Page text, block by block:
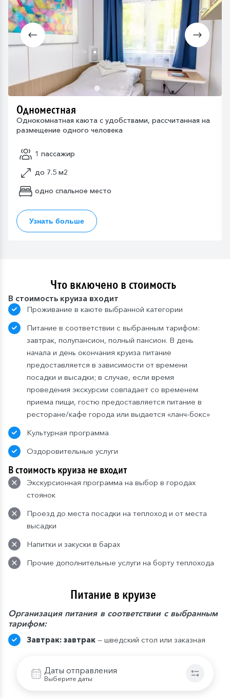
Даты отправления
Выберите даты
Одноместная
Однокомнатная каюта с удобствами, рассчитанная на
размещение одного человека
1 пассажир
до 7.5 м2
одно спальное место
Узнать больше
Что включено в стоимость
В стоимость круиза входит
Проживание в каюте выбранной категории
Питание в соответствии с выбранным тарифом:
завтрак, полупансион, полный пансион. В день
начала и день окончания круиза питание
предоставляется в зависимости от времени
посадки и высадки; в случае, если время
проведения экскурсии совпадает со временем
приема пищи, гостю предоставляется питание в
ресторане/кафе города или выдается «ланч-бокс»
Культурная программа
Оздоровительные услуги
В стоимость круиза не входит
Экскурсионная программа на выбор в городах
стоянок
Проезд до места посадки на теплоход и от места
высадки
Напитки и закуски в барах
Прочие дополнительные услуги на борту теплохода
Питание в круизе
Организация питания в соответствии с выбранным
тарифом:
Завтрак: завтрак — шведский стол или заказная
ограничения): вода*, сок, чай, кофе.